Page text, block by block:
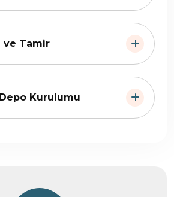
ve Tamir
Kurulumu